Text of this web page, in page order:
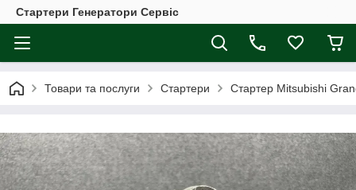
Стартери Генератори Сервіс
Товари та послуги Стартери Стартер Mitsubishi